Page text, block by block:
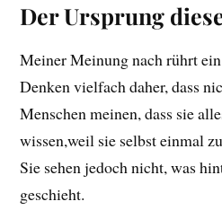
Der Ursprung
Meiner Meinung nach rührt
Denken vielfach daher, dass
Menschen meinen, dass sie
wissen,weil sie selbst einmal
Sie sehen jedoch nicht, was
geschieht.